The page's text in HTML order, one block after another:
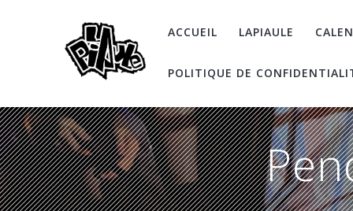
ACCUEIL LAPIAULE
POLITIQUE DE